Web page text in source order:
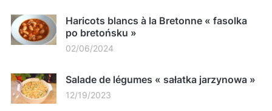
Haricots blancs à la Bretonne « fasolka
po bretońsku »
02/06/2024
Salade de légumes « sałatka jarzynowa »
12/19/2023